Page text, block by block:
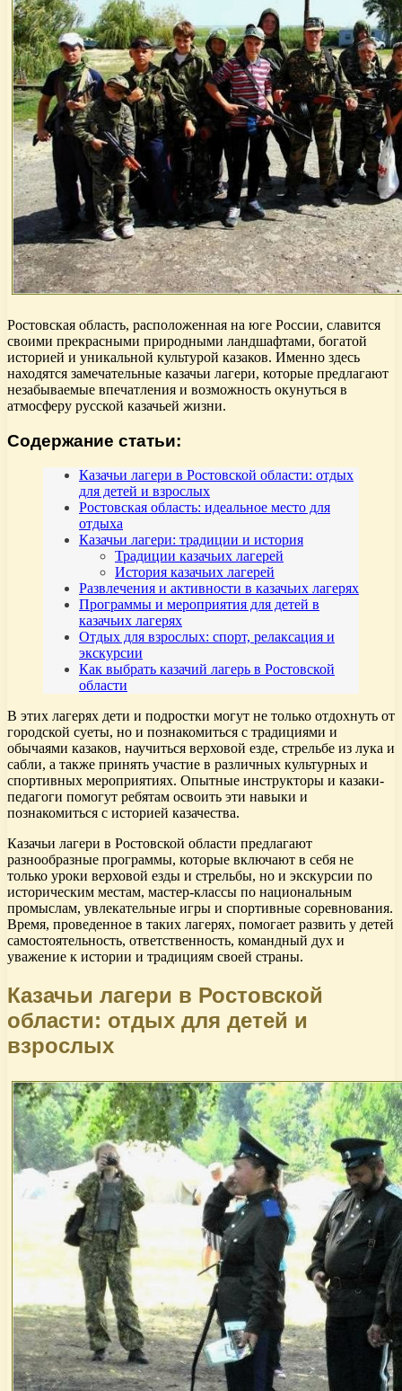
Ростовская область, расположенная на юге России, славится
своими прекрасными природными ландшафтами, богатой
историей и уникальной культурой казаков. Именно здесь
находятся замечательные казачьи лагери, которые предлагают
незабываемые впечатления и возможность окунуться в
атмосферу русской казачьей жизни.
Содержание статьи:
Казачьи лагери в Ростовской области: отдых
для детей и взрослых
Ростовская область: идеальное место для
отдыха
Казачьи лагери: традиции и история
Традиции казачьих лагерей
История казачьих лагерей
Развлечения и активности в казачьих лагерях
Программы и мероприятия для детей в
казачьих лагерях
Отдых для взрослых: спорт, релаксация и
экскурсии
Как выбрать казачий лагерь в Ростовской
области
В этих лагерях дети и подростки могут не только отдохнуть от
городской суеты, но и познакомиться с традициями и
обычаями казаков, научиться верховой езде, стрельбе из лука и
сабли, а также принять участие в различных культурных и
спортивных мероприятиях. Опытные инструкторы и казаки-
педагоги помогут ребятам освоить эти навыки и
познакомиться с историей казачества.
Казачьи лагери в Ростовской области предлагают
разнообразные программы, которые включают в себя не
только уроки верховой езды и стрельбы, но и экскурсии по
историческим местам, мастер-классы по национальным
промыслам, увлекательные игры и спортивные соревнования.
Время, проведенное в таких лагерях, помогает развить у детей
самостоятельность, ответственность, командный дух и
уважение к истории и традициям своей страны.
Казачьи лагери в Ростовской
области: отдых для детей и
взрослых